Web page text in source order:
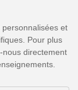
et
Pour plus
nous directement